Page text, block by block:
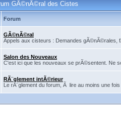
GÃ©nÃ©ral des Cistes
Forum
GÃ©nÃ©ral
Appels aux cisteurs : Demandes gÃ©nÃ©rales,
Salon des Nouveaux
C'est ici que les nouveaux se prÃ©sentent. Ne
RÃ¨glement intÃ©rieur
Le rÃ¨glement du forum, Ã lire au moins une